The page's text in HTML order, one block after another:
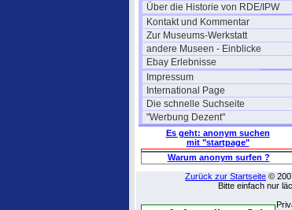
Über die Historie von RDE/IPW
Kontakt und Kommentar
Zur Museums-Werkstatt
andere Museen - Einblicke
Ebay Erlebnisse
Impressum
International Page
Die schnelle Suchseite
"Werbung Dezent"
Es geht: anonym suchen
mit "startpage"
Warum anonym surfen ?
Zurück zur Startseite ©
Bitte einfach nur